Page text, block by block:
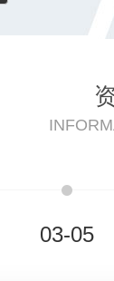
03-05